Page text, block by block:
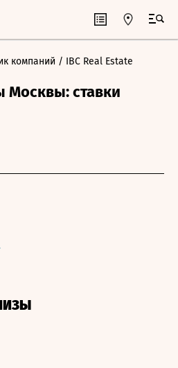
компаний / IBC Real Estate
ставки